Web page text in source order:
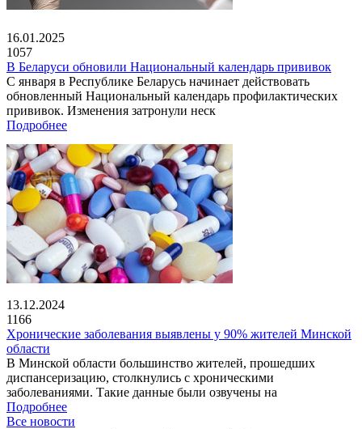
16.01.2025
1057
В Беларуси обновили Национальный календарь прививок
С января в Республике Беларусь начинает действовать
обновленный Национальный календарь профилактических
прививок. Изменения затронули неск
Подробнее
13.12.2024
1166
Хронические заболевания выявлены у 90% жителей Минской
области
В Минской области большинство жителей, прошедших
диспансеризацию, столкнулись с хроническими
заболеваниями. Такие данные были озвучены на
Подробнее
Все новости